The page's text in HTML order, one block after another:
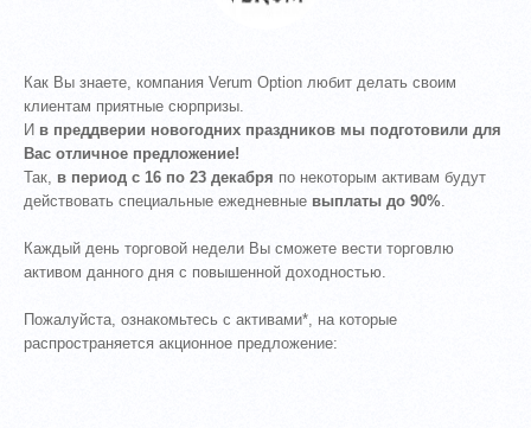
Как Вы знаете, компания Verum Option любит делать своим
клиентам приятные сюрпризы.
И в преддверии новогодних праздников мы подготовили для
Вас отличное предложение!
Так, в период с 16 по 23 декабря по некоторым активам будут
действовать специальные ежедневные выплаты до 90%.
Каждый день торговой недели Вы сможете вести торговлю
активом данного дня с повышенной доходностью.
Пожалуйста, ознакомьтесь с активами*, на которые
распространяется акционное предложение: